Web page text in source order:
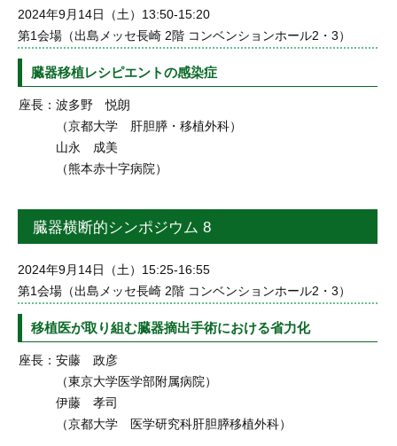
2024年9月14日（土）13:50-15:20
第1会場（出島メッセ長崎 2階 コンベンションホール2・3）
臓器移植レシピエントの感染症
座長： 波多野 悦朗
（京都大学 肝胆膵・移植外科）
山永 成美
（熊本赤十字病院）
臓器横断的シンポジウム 8
2024年9月14日（土）15:25-16:55
第1会場（出島メッセ長崎 2階 コンベンションホール2・3）
移植医が取り組む臓器摘出手術における省力化
座長： 安藤 政彦
（東京大学医学部附属病院）
伊藤 孝司
（京都大学 医学研究科肝胆膵移植外科）